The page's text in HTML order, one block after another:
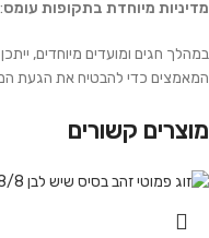
מדיניות מיוחדת בתקופות עומס:
במהלך חגים ומועדים מיוחדים,
המאמצים כדי להבטיח את הגעת
מוצרים קשורים